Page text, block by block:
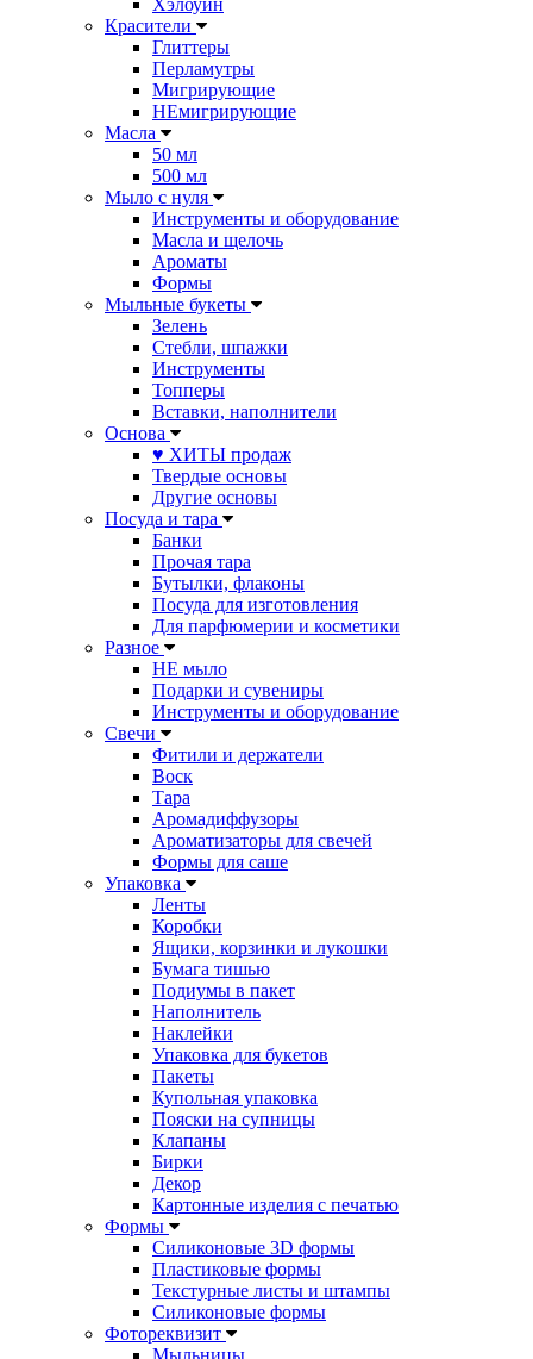
Хэлоуин
Красители
Глиттеры
Перламутры
Мигрирующие
НЕмигрирующие
Масла
50 мл
500 мл
Мыло с нуля
Инструменты и оборудование
Масла и щелочь
Ароматы
Формы
Мыльные букеты
Зелень
Стебли, шпажки
Инструменты
Топперы
Вставки, наполнители
Основа
♥ ХИТЫ продаж
Твердые основы
Другие основы
Посуда и тара
Банки
Прочая тара
Бутылки, флаконы
Посуда для изготовления
Для парфюмерии и косметики
Разное
НЕ мыло
Подарки и сувениры
Инструменты и оборудование
Свечи
Фитили и держатели
Воск
Тара
Аромадиффузоры
Ароматизаторы для свечей
Формы для саше
Упаковка
Ленты
Коробки
Ящики, корзинки и лукошки
Бумага тишью
Подиумы в пакет
Наполнитель
Наклейки
Упаковка для букетов
Пакеты
Купольная упаковка
Пояски на супницы
Клапаны
Бирки
Декор
Картонные изделия с печатью
Формы
Силиконовые 3D формы
Пластиковые формы
Текстурные листы и штампы
Силиконовые формы
Фотореквизит